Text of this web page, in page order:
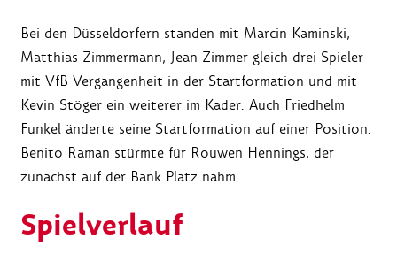
Bei den Düsseldorfern standen mit Marcin Kaminski,
Matthias Zimmermann, Jean Zimmer gleich drei Spieler
mit VfB Vergangenheit in der Startformation und mit
Kevin Stöger ein weiterer im Kader. Auch Friedhelm
Funkel änderte seine Startformation auf einer Position.
Benito Raman stürmte für Rouwen Hennings, der
zunächst auf der Bank Platz nahm.
Spielverlauf